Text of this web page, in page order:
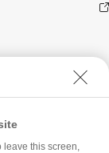
leave this screen,